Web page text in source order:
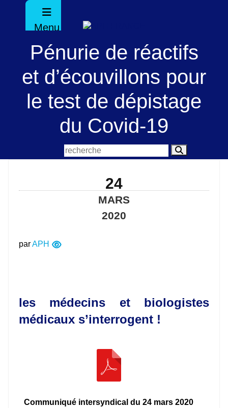
Menu
Pénurie de réactifs
et d’écouvillons pour
le test de dépistage
du Covid-19
24
MARS
2020
parAPH
les médecins et biologistes
médicaux s’interrogent !
Communiqué intersyndical du 24 mars 2020